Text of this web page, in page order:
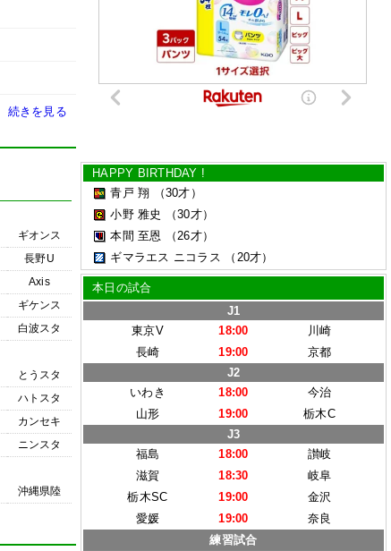
続きを見る
ギオンス
長野U
Axis
ギケンス
白波スタ
とうスタ
ハトスタ
カンセキ
ニンスタ
沖縄県陸
HAPPY BIRTHDAY !
青戸 翔
（30才）
小野 雅史
（30才）
本間 至恩
（26才）
ギマラエス ニコラス
（20才）
本日の試合
J1
東京V
18:00
川崎
長崎
19:00
京都
J2
いわき
18:00
今治
山形
19:00
栃木C
J3
福島
18:00
讃岐
滋賀
18:30
岐阜
栃木SC
19:00
金沢
愛媛
19:00
奈良
練習試合